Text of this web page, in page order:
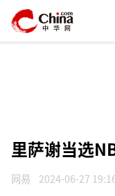
里萨谢当选
网易 2024-06-27